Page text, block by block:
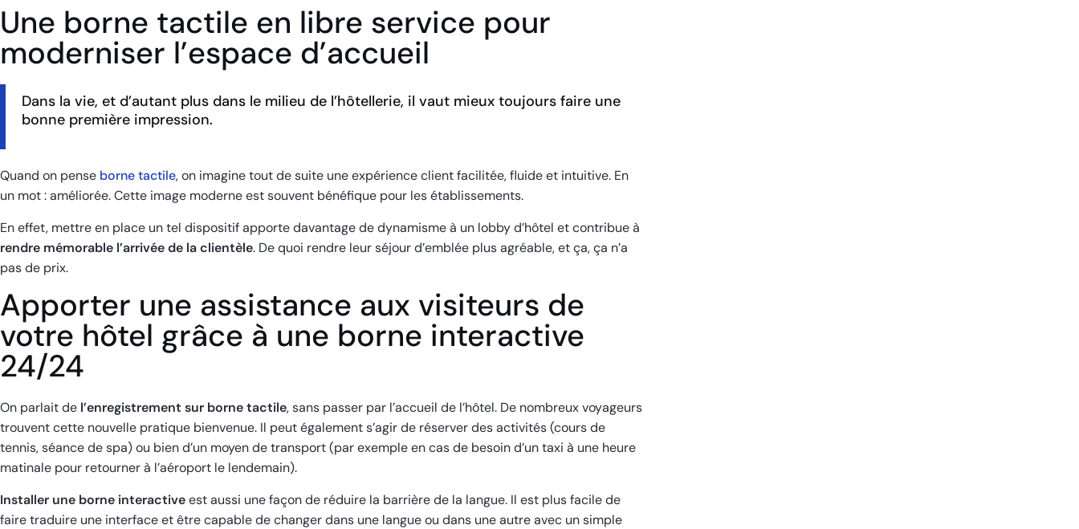
Une borne tactile en libre service pour
moderniser l’espace d’accueil
Dans la vie, et d’autant plus dans le milieu de l’hôtellerie, il vaut mieux toujours faire une
bonne première impression.
Quand on pense borne tactile, on imagine tout de suite une expérience client facilitée, fluide et intuitive. En
un mot : améliorée. Cette image moderne est souvent bénéfique pour les établissements.
En effet, mettre en place un tel dispositif apporte davantage de dynamisme à un lobby d’hôtel et contribue à
rendre mémorable l’arrivée de la clientèle. De quoi rendre leur séjour d’emblée plus agréable, et ça, ça n’a
pas de prix.
Apporter une assistance aux visiteurs de
votre hôtel grâce à une borne interactive
24/24
On parlait de l’enregistrement sur borne tactile, sans passer par l’accueil de l’hôtel. De nombreux voyageurs
trouvent cette nouvelle pratique bienvenue. Il peut également s’agir de réserver des activités (cours de
tennis, séance de spa) ou bien d’un moyen de transport (par exemple en cas de besoin d’un taxi à une heure
matinale pour retourner à l’aéroport le lendemain).
Installer une borne interactiveest aussi une façon de réduire la barrière de la langue. Il est plus facile de
faire traduire une interface et être capable de changer dans une langue ou dans une autre avec un simple